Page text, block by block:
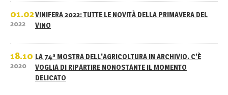
01.02
2022
VINIFERA 2022: TUTTE LE NOVITÀ DELLA PRIMAVERA DEL
VINO
18.10
2020
LA 74ª MOSTRA DELL'AGRICOLTURA IN ARCHIVIO. C'È
VOGLIA DI RIPARTIRE NONOSTANTE IL MOMENTO
DELICATO